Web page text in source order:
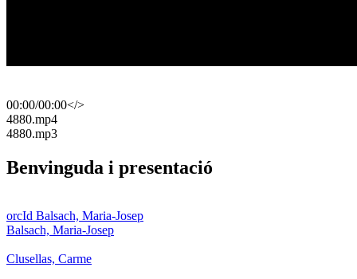
00:00/00:00</>
​4880.mp4
​4880.mp3
Benvinguda i presentació
orcId Balsach, Maria-Josep
Balsach, Maria-Josep
Clusellas, Carme